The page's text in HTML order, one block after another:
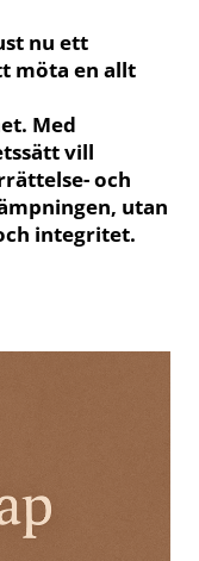
nu ett
möta en allt
Med
vill
och
utan
integritet.